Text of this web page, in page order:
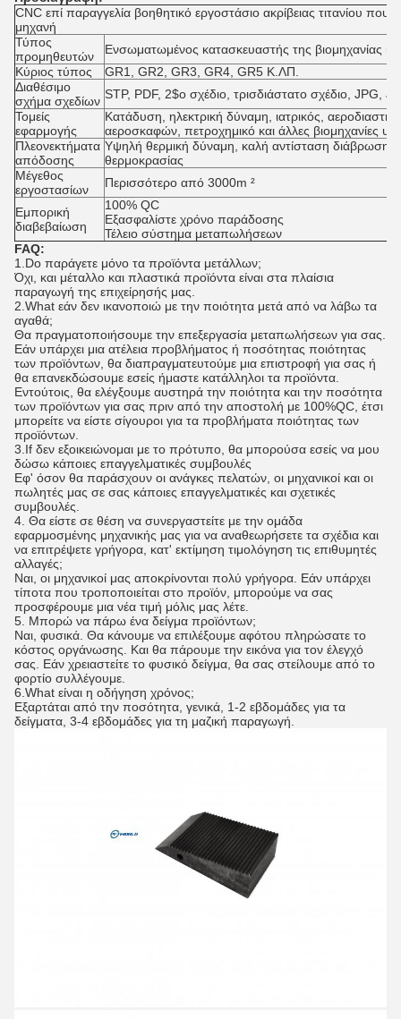
CNC επί παραγγελία βοηθητικό εργοστάσιο ακρίβειας τιτανίου που
μηχανή
Τύπος
προμηθευτών
Ενσωματωμένος κατασκευαστής της βιομηχανίας
Κύριος τύπος
GR1, GR2, GR3, GR4, GR5 Κ.ΛΠ.
Διαθέσιμο
σχήμα σχεδίων STP, PDF, 2$ο σχέδιο, τρισδιάστατο σχέδιο, JPG,
Τομείς
εφαρμογής
Κατάδυση, ηλεκτρική δύναμη, ιατρικός,
αεροσκαφών, πετροχημικό και άλλες βιομηχανίες
Πλεονεκτήματα
απόδοσης
Υψηλή θερμική δύναμη, καλή αντίσταση
θερμοκρασίας
Μέγεθος
εργοστασίων
Περισσότερο από 3000m ²
Εμπορική
διαβεβαίωση
100% QC
Εξασφαλίστε χρόνο παράδοσης
Τέλειο σύστημα μεταπωλήσεων
FAQ:
1.Do παράγετε μόνο τα προϊόντα μετάλλων;
Όχι, και μέταλλο και πλαστικά προϊόντα είναι στα πλαίσια
παραγωγή της επιχείρησής μας.
2.What εάν δεν ικανοποιώ με την ποιότητα μετά από να λάβω τα
αγαθά;
Θα πραγματοποιήσουμε την επεξεργασία μεταπωλήσεων για σας.
Εάν υπάρχει μια ατέλεια προβλήματος ή ποσότητας ποιότητας
των προϊόντων, θα διαπραγματευτούμε μια επιστροφή για σας ή
θα επανεκδώσουμε εσείς ήμαστε κατάλληλοι τα προϊόντα.
Εντούτοις, θα ελέγξουμε αυστηρά την ποιότητα και την ποσότητα
των προϊόντων για σας πριν από την αποστολή με 100%QC, έτσι
μπορείτε να είστε σίγουροι για τα προβλήματα ποιότητας των
προϊόντων.
3.If δεν εξοικειώνομαι με το πρότυπο, θα μπορούσα εσείς να μου
δώσω κάποιες επαγγελματικές συμβουλές
Εφ' όσον θα παράσχουν οι ανάγκες πελατών, οι μηχανικοί και οι
πωλητές μας σε σας κάποιες επαγγελματικές και σχετικές
συμβουλές.
4. Θα είστε σε θέση να συνεργαστείτε με την ομάδα
εφαρμοσμένης μηχανικής μας για να αναθεωρήσετε τα σχέδια και
να επιτρέψετε γρήγορα, κατ' εκτίμηση τιμολόγηση τις επιθυμητές
αλλαγές;
Ναι, οι μηχανικοί μας αποκρίνονται πολύ γρήγορα. Εάν υπάρχει
τίποτα που τροποποιείται στο προϊόν, μπορούμε να σας
προσφέρουμε μια νέα τιμή μόλις μας λέτε.
5. Μπορώ να πάρω ένα δείγμα προϊόντων;
Ναι, φυσικά. Θα κάνουμε να επιλέξουμε αφότου πληρώσατε το
κόστος οργάνωσης. Και θα πάρουμε την εικόνα για τον έλεγχό
σας. Εάν χρειαστείτε το φυσικό δείγμα, θα σας στείλουμε από το
φορτίο συλλέγουμε.
6.What είναι η οδήγηση χρόνος;
Εξαρτάται από την ποσότητα, γενικά, 1-2 εβδομάδες για τα
δείγματα, 3-4 εβδομάδες για τη μαζική παραγωγή.